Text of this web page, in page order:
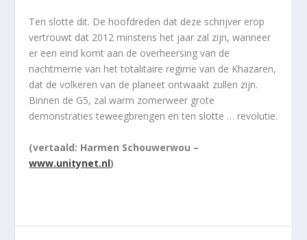
Ten slotte dit. De hoofdreden dat deze schrijver erop
vertrouwt dat 2012 minstens het jaar zal zijn, wanneer
er een eind komt aan de overheersing van de
nachtmerrie van het totalitaire regime van de Khazaren,
dat de volkeren van de planeet ontwaakt zullen zijn.
Binnen de G5, zal warm zomerweer grote
demonstraties teweegbrengen en ten slotte … revolutie.
(vertaald: Harmen Schouwerwou –
www.unitynet.nl)